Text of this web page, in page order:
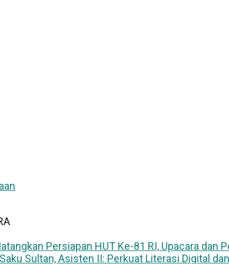
Persiapan HUT Ke-81 RI, Upacara dan
Sultan, Asisten II: Perkuat Literasi Digital